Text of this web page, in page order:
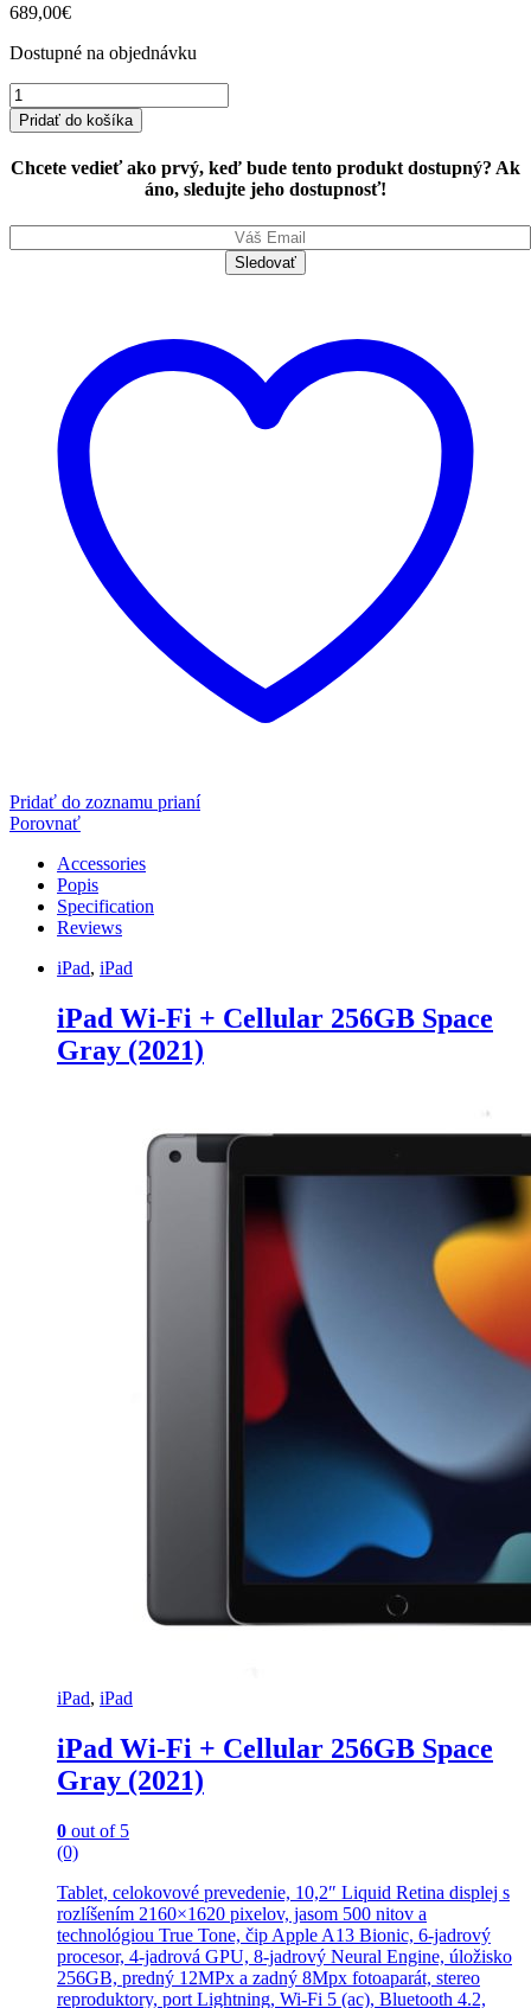
689,00€
Dostupné na objednávku
iPad
Wi-
Fi
Cellular
Pridať do košíka
Chcete vedieť ako prvý, keď bude tento produkt dostupný? Ak
áno, sledujte jeho dostupnosť!
Pridať do zoznamu prianí
Porovnať
Accessories
Popis
Specification
Reviews
iPad, iPad
iPad Wi-Fi + Cellular 256GB Space
Gray (2021)
iPad, iPad
iPad Wi-Fi + Cellular 256GB Space
Gray (2021)
0 out of 5
(0)
Tablet, celokovové prevedenie, 10,2″ Liquid Retina displej s
rozlíšením 2160×1620 pixelov, jasom 500 nitov a
technológiou True Tone, čip Apple A13 Bionic, 6-jadrový
procesor, 4-jadrová GPU, 8-jadrový Neural Engine, úložisko
256GB, predný 12MPx a zadný 8Mpx fotoaparát, stereo
reproduktory, port Lightning, Wi-Fi 5 (ac), Bluetooth 4.2,